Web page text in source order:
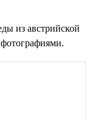
из австрийской